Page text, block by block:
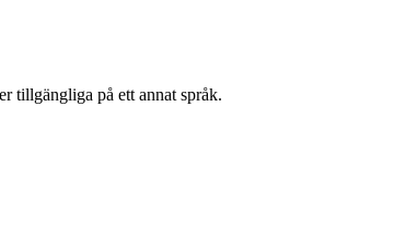
tillgängliga på ett annat språk.